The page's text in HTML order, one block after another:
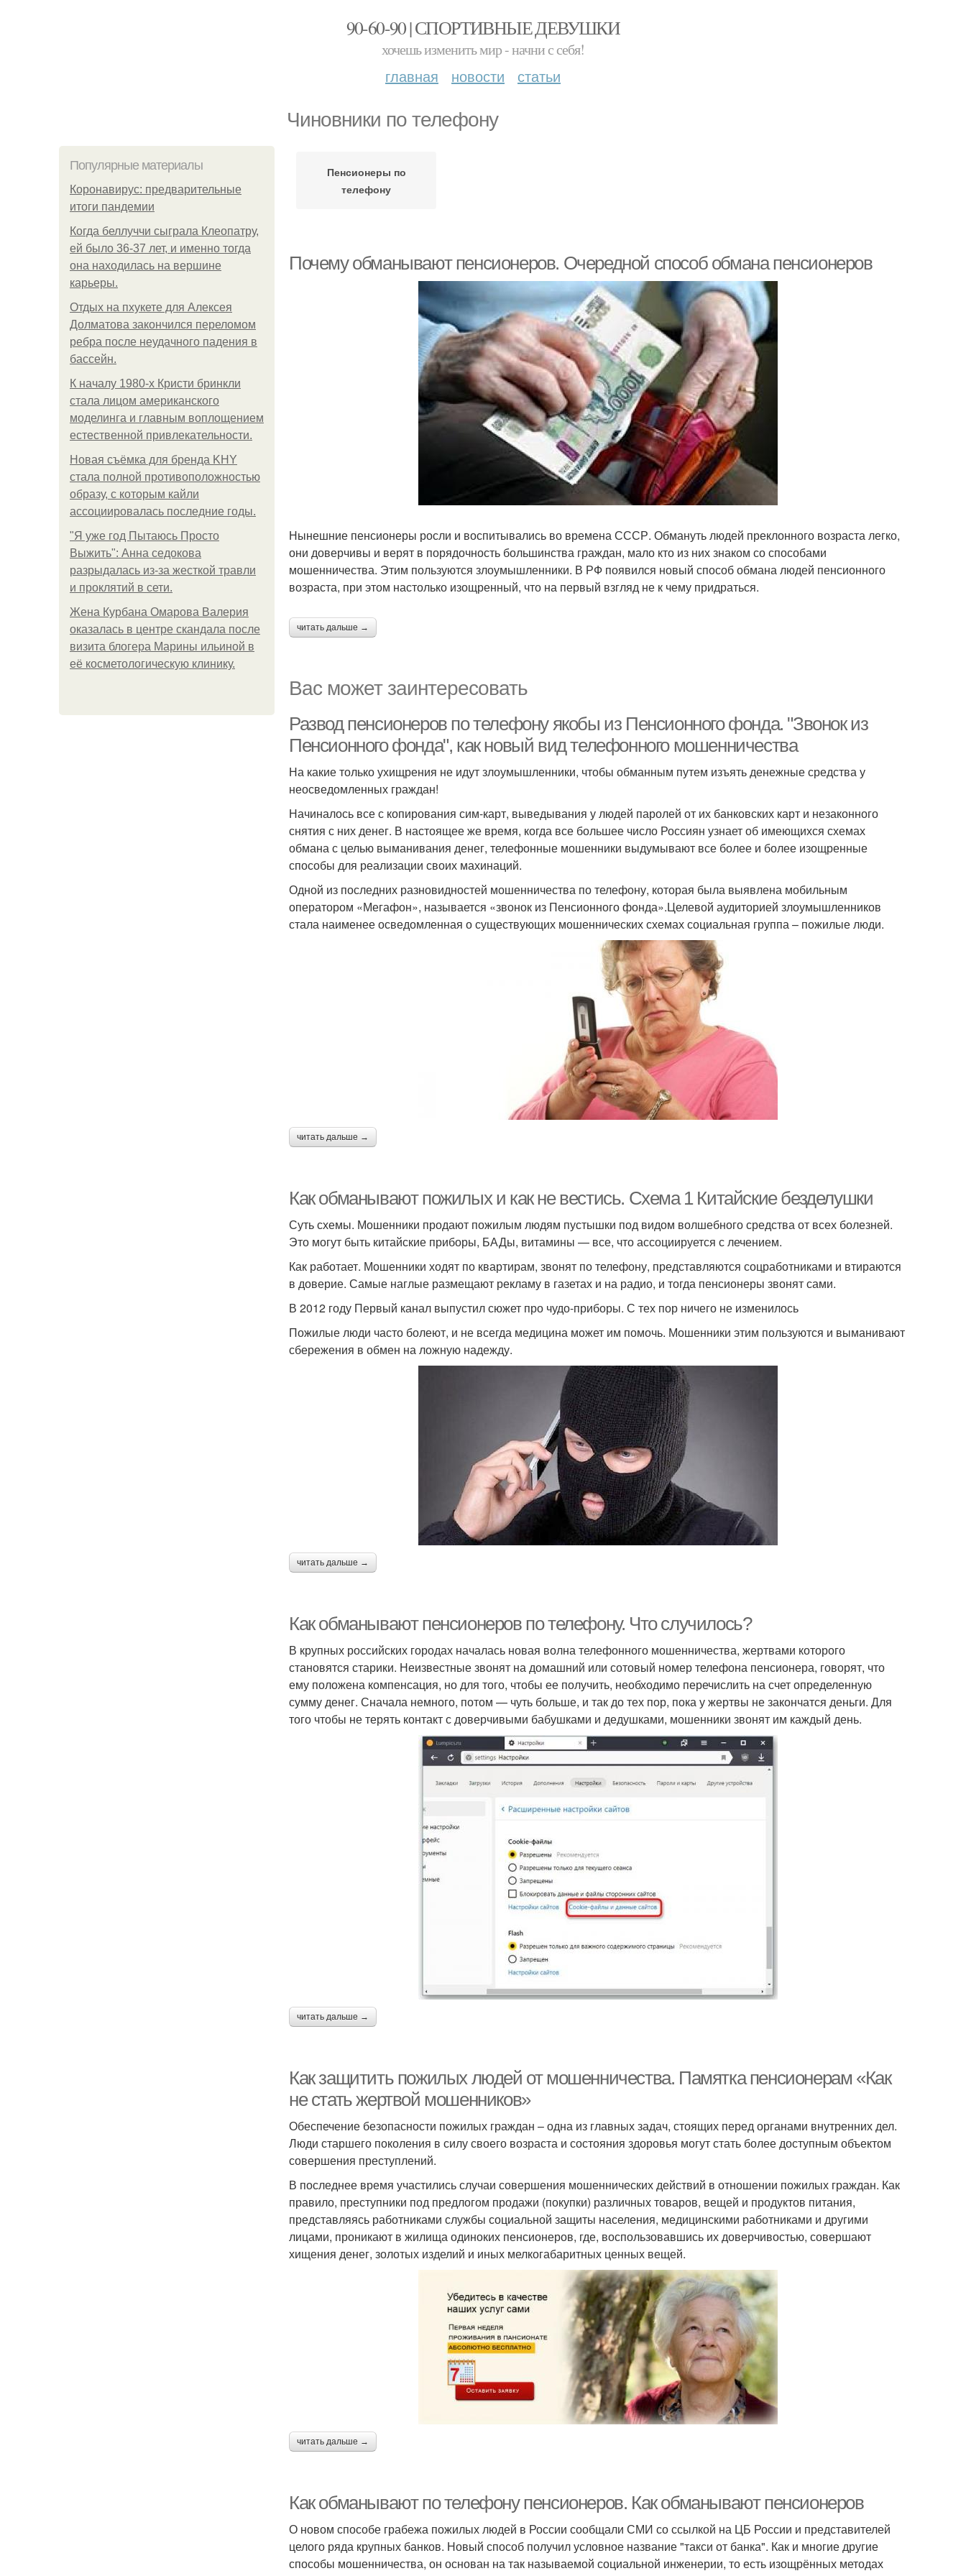
90-60-90 | СПОРТИВНЫЕ ДЕВУШКИ
хочешь изменить мир - начни с себя!
главная новости статьи
Чиновники по телефону
Популярные материалы
Коронавирус: предварительные
итоги пандемии
Когда беллуччи сыграла Клеопатру,
ей было 36-37 лет, и именно тогда
она находилась на вершине
карьеры.
Отдых на пхукете для Алексея
Долматова закончился переломом
ребра после неудачного падения в
бассейн.
К началу 1980-х Кристи бринкли
стала лицом американского
моделинга и главным воплощением
естественной привлекательности.
Новая съёмка для бренда KHY
стала полной противоположностью
образу, с которым кайли
ассоциировалась последние годы.
"Я уже год Пытаюсь Просто
Выжить": Анна седокова
разрыдалась из-за жесткой травли
и проклятий в сети.
Жена Курбана Омарова Валерия
оказалась в центре скандала после
визита блогера Марины ильиной в
её косметологическую клинику.
Пенсионеры по
телефону
Почему обманывают пенсионеров. Очередной способ обмана пенсионеров
Нынешние пенсионеры росли и воспитывались во времена СССР. Обмануть людей преклонного возраста легко,
они доверчивы и верят в порядочность большинства граждан, мало кто из них знаком со способами
мошенничества. Этим пользуются злоумышленники. В РФ появился новый способ обмана людей пенсионного
возраста, при этом настолько изощренный, что на первый взгляд не к чему придраться.
читать дальше →
Вас может заинтересовать
Развод пенсионеров по телефону якобы из Пенсионного фонда. "Звонок из
Пенсионного фонда", как новый вид телефонного мошенничества
На какие только ухищрения не идут злоумышленники, чтобы обманным путем изъять денежные средства у
неосведомленных граждан!
Начиналось все с копирования сим-карт, выведывания у людей паролей от их банковских карт и незаконного
снятия с них денег. В настоящее же время, когда все большее число Россиян узнает об имеющихся схемах
обмана с целью выманивания денег, телефонные мошенники выдумывают все более и более изощренные
способы для реализации своих махинаций.
Одной из последних разновидностей мошенничества по телефону, которая была выявлена мобильным
оператором «Мегафон», называется «звонок из Пенсионного фонда».Целевой аудиторией злоумышленников
стала наименее осведомленная о существующих мошеннических схемах социальная группа – пожилые люди.
читать дальше →
Как обманывают пожилых и как не вестись. Схема 1 Китайские безделушки
Суть схемы. Мошенники продают пожилым людям пустышки под видом волшебного средства от всех болезней.
Это могут быть китайские приборы, БАДы, витамины — все, что ассоциируется с лечением.
Как работает. Мошенники ходят по квартирам, звонят по телефону, представляются соцработниками и втираются
в доверие. Самые наглые размещают рекламу в газетах и на радио, и тогда пенсионеры звонят сами.
В 2012 году Первый канал выпустил сюжет про чудо-приборы. С тех пор ничего не изменилось
Пожилые люди часто болеют, и не всегда медицина может им помочь. Мошенники этим пользуются и выманивают
сбережения в обмен на ложную надежду.
читать дальше →
Как обманывают пенсионеров по телефону. Что случилось?
В крупных российских городах началась новая волна телефонного мошенничества, жертвами которого
становятся старики. Неизвестные звонят на домашний или сотовый номер телефона пенсионера, говорят, что
ему положена компенсация, но для того, чтобы ее получить, необходимо перечислить на счет определенную
сумму денег. Сначала немного, потом — чуть больше, и так до тех пор, пока у жертвы не закончатся деньги. Для
того чтобы не терять контакт с доверчивыми бабушками и дедушками, мошенники звонят им каждый день.
читать дальше →
Как защитить пожилых людей от мошенничества. Памятка пенсионерам «Как
не стать жертвой мошенников»
Обеспечение безопасности пожилых граждан – одна из главных задач, стоящих перед органами внутренних дел.
Люди старшего поколения в силу своего возраста и состояния здоровья могут стать более доступным объектом
совершения преступлений.
В последнее время участились случаи совершения мошеннических действий в отношении пожилых граждан. Как
правило, преступники под предлогом продажи (покупки) различных товаров, вещей и продуктов питания,
представляясь работниками службы социальной защиты населения, медицинскими работниками и другими
лицами, проникают в жилища одиноких пенсионеров, где, воспользовавшись их доверчивостью, совершают
хищения денег, золотых изделий и иных мелкогабаритных ценных вещей.
читать дальше →
Как обманывают по телефону пенсионеров. Как обманывают пенсионеров
О новом способе грабежа пожилых людей в России сообщали СМИ со ссылкой на ЦБ России и представителей
целого ряда крупных банков. Новый способ получил условное название "такси от банка". Как и многие другие
способы мошенничества, он основан на так называемой социальной инженерии, то есть изощрённых методах